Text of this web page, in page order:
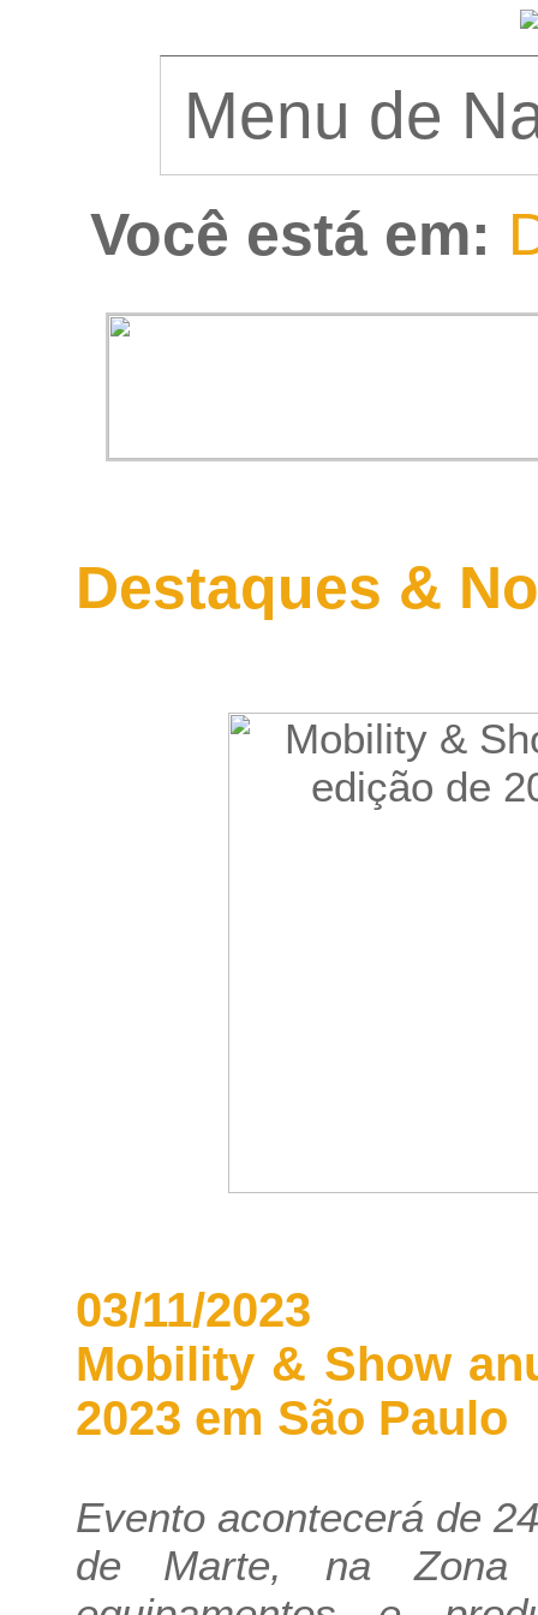
Você está em:
Destaques &
03/11/2023
Mobility & Show
2023 em São Paulo
Evento acontecerá de
de Marte, na Zona